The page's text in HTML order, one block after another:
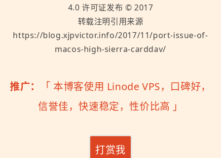
4.0 许可证发布 © 2017
转载注明引用来源
https://blog.xjpvictor.info/2017/11/port-issue-of-
macos-high-sierra-carddav/
推广： 「 本博客使用 Linode VPS，口碑好，
信誉佳，快速稳定，性价比高 」
打赏我